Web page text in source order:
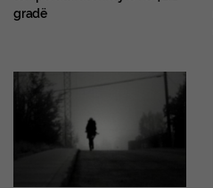
gradë